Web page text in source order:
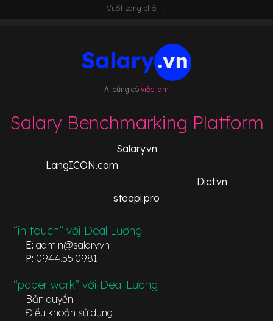
Vuốt sang phải →
Ai cũng có việc làm
Salary Benchmarking Platform
Salary.vn
LangICON.com
Dict.vn
staapi.pro
“in touch” với Deal Lương
E: admin@salary.vn
P: 0944.55.0981
“paper work” với Deal Lương
Bản quyền
Điều khoản sử dụng